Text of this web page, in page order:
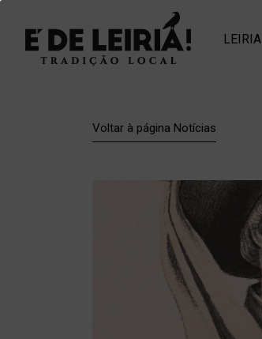
LEIRIA
Voltar à página Notícias